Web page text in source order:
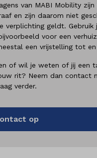
van MABI Mobility
en zijn daarom niet
verplichting geldt. Gebruik
voor een
een vrijstelling tot
of wil je weten of jij een
rit? Neem dan contact
verder.
op